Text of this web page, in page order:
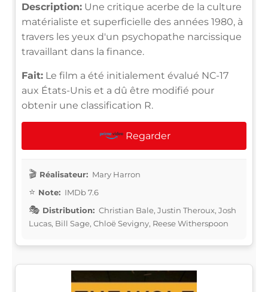
Description: Une critique acerbe de la culture
matérialiste et superficielle des années 1980, à
travers les yeux d'un psychopathe narcissique
travaillant dans la finance.
Fait: Le film a été initialement évalué NC-17
aux États-Unis et a dû être modifié pour
obtenir une classification R.
Regarder
Réalisateur: Mary Harron
Note: IMDb 7.6
Distribution: Christian Bale, Justin Theroux, Josh
Lucas, Bill Sage, Chloë Sevigny, Reese Witherspoon